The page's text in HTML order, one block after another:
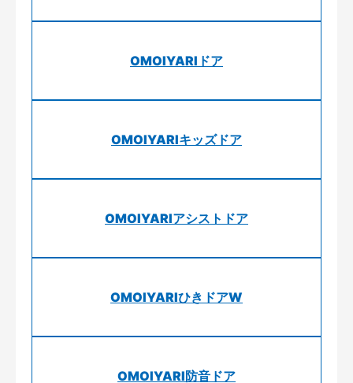
OMOIYARIドア
OMOIYARIキッズドア
OMOIYARIアシストドア
OMOIYARIひきドアW
OMOIYARI防音ドア